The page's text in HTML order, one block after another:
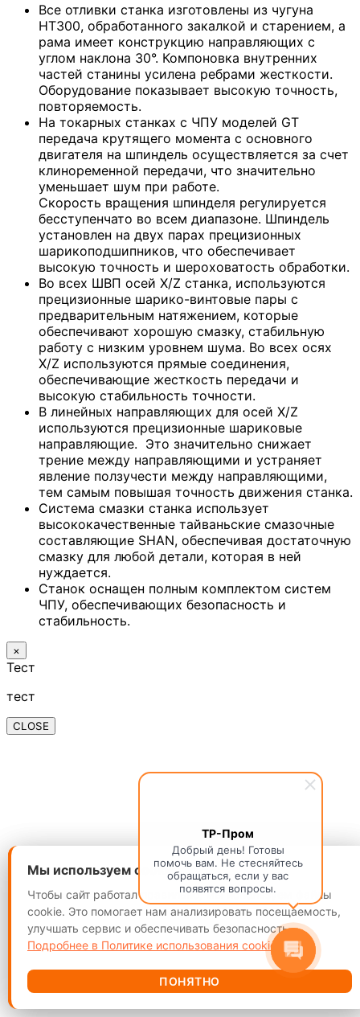
ТР-Пром
Добрый день! Готовы
помочь вам. Не стесняйтесь
обращаться, если у вас
появятся вопросы.
Мы используем cookie
Чтобы сайт работал правильно, мы используем файлы
cookie. Это помогает нам анализировать посещаемость,
улучшать сервис и обеспечивать безопасность.
Подробнее в Политике использования cookie.
ПОНЯТНО
Все отливки станка изготовлены из чугуна
HT300, обработанного закалкой и старением, а
рама имеет конструкцию направляющих с
углом наклона 30°. Компоновка внутренних
частей станины усилена ребрами жесткости.
Оборудование показывает высокую точность,
повторяемость.
На токарных станках с ЧПУ моделей GT
передача крутящего момента с основного
двигателя на шпиндель осуществляется за счет
клиноременной передачи, что значительно
уменьшает шум при работе.
Скорость вращения шпинделя регулируется
бесступенчато во всем диапазоне. Шпиндель
установлен на двух парах прецизионных
шарикоподшипников, что обеспечивает
высокую точность и шероховатость обработки.
Во всех ШВП осей X/Z станка, используются
прецизионные шарико-винтовые пары с
предварительным натяжением, которые
обеспечивают хорошую смазку, стабильную
работу с низким уровнем шума. Во всех осях
X/Z используются прямые соединения,
обеспечивающие жесткость передачи и
высокую стабильность точности.
В линейных направляющих для осей X/Z
используются прецизионные шариковые
направляющие. Это значительно снижает
трение между направляющими и устраняет
явление ползучести между направляющими,
тем самым повышая точность движения станка.
Система смазки станка использует
высококачественные тайваньские смазочные
составляющие SHAN, обеспечивая достаточную
смазку для любой детали, которая в ней
нуждается.
Станок оснащен полным комплектом систем
ЧПУ, обеспечивающих безопасность и
стабильность.
×
Тест
тест
CLOSE
Мы используем cookie
Чтобы сайт работал правильно, мы используем файлы
cookie. Это помогает нам анализировать посещаемость,
улучшать сервис и обеспечивать безопасность.
Подробнее в Политике использования cookie.
ПОНЯТНО